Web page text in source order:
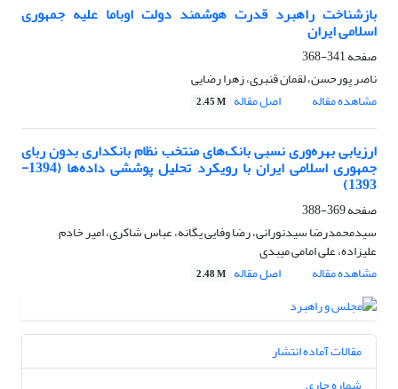
بازشناخت راهبرد قدرت هوشمند دولت اوباما علیه جمهوری
اسلامی ایران
صفحه341-368
ناصر پورحسن، لقمان قنبری، زهرا رضایی
مشاهده مقاله
اصل مقاله 2.45 M
ارزیابی بهره‌وری نسبی بانک‌های منتخب نظام بانکداری بدون ربای
جمهوری اسلامی ایران با رویکرد تحلیل پوششی داده‌ها (1394-
1393)
صفحه369-388
سیدمحمدرضا سیدنورانی، رضا وفایی یگانه، عباس شاکری، امیر خادم
علیزاده، علی امامی میبدی
مشاهده مقاله
اصل مقاله 2.48 M
مقالات آماده انتشار